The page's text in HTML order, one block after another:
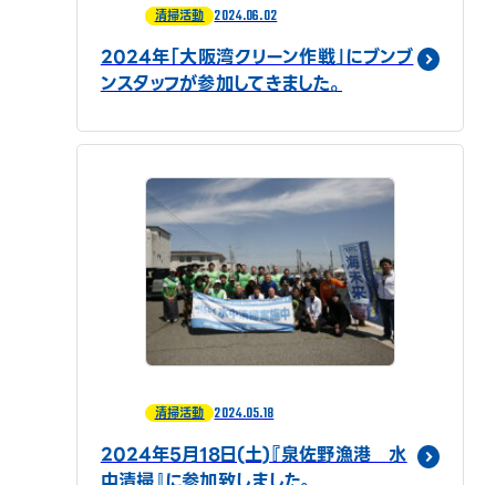
清掃活動 2024.06.02
2024年「大阪湾クリーン作戦」にブンブ
ンスタッフが参加してきました。
清掃活動 2024.05.18
2024年5月18日(土)『泉佐野漁港 水